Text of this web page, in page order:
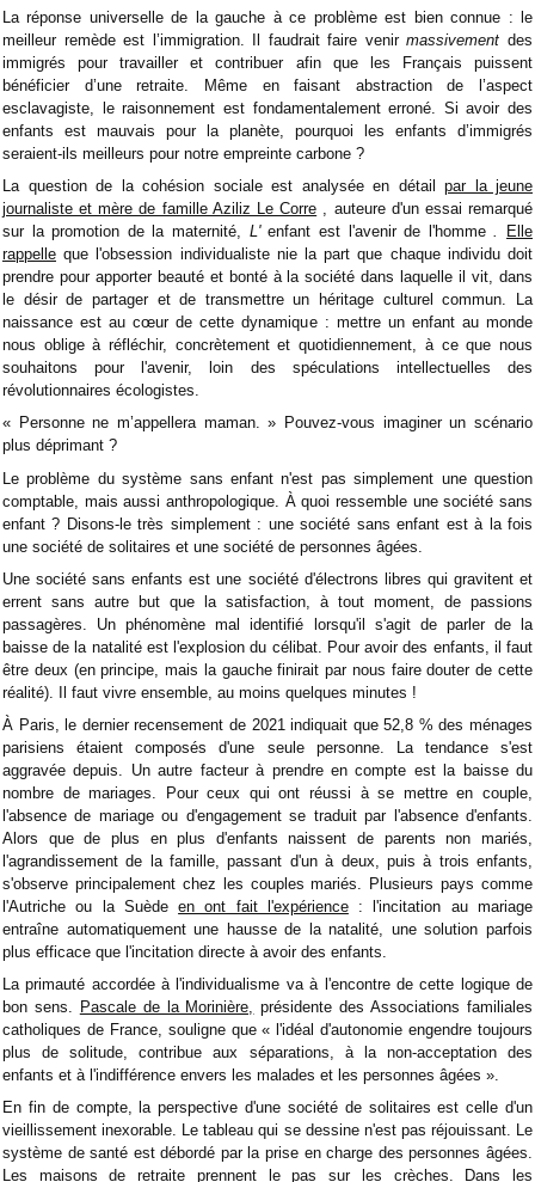
La réponse universelle de la gauche à ce problème est bien connue : le
meilleur remède est l’immigration. Il faudrait faire venirmassivement des
immigrés pour travailler et contribuer afin que les Français puissent
bénéficier d’une retraite. Même en faisant abstraction de l’aspect
esclavagiste, le raisonnement est fondamentalement erroné. Si avoir des
enfants est mauvais pour la planète, pourquoi les enfants d’immigrés
seraient-ils meilleurs pour notre empreinte carbone ?
La question de la cohésion sociale est analysée en détail par la jeune
journaliste et mère de famille Aziliz Le Corre , auteure d'un essai remarqué
sur la promotion de la maternité, L'enfant est l'avenir de l'homme.
Elle
rappelle que l'obsession individualiste nie la part que chaque individu doit
prendre pour apporter beauté et bonté à la société dans laquelle il vit, dans
le désir de partager et de transmettre un héritage culturel commun. La
naissance est au cœur de cette dynamique : mettre un enfant au monde
nous oblige à réfléchir, concrètement et quotidiennement, à ce que nous
souhaitons pour l'avenir, loin des spéculations intellectuelles des
révolutionnaires écologistes.
« Personne ne m’appellera maman. » Pouvez-vous imaginer un scénario
plus déprimant ?
Le problème du système sans enfant n'est pas simplement une question
comptable, mais aussi anthropologique. À quoi ressemble une société sans
enfant ? Disons-le très simplement : une société sans enfant est à la fois
une société de solitaires et une société de personnes âgées.
Une société sans enfants est une société d'électrons libres qui gravitent et
errent sans autre but que la satisfaction, à tout moment, de passions
passagères. Un phénomène mal identifié lorsqu'il s'agit de parler de la
baisse de la natalité est l'explosion du célibat. Pour avoir des enfants, il faut
être deux (en principe, mais la gauche finirait par nous faire douter de cette
réalité). Il faut vivre ensemble, au moins quelques minutes !
À Paris, le dernier recensement de 2021 indiquait que 52,8 % des ménages
parisiens étaient composés d'une seule personne. La tendance s'est
aggravée depuis. Un autre facteur à prendre en compte est la baisse du
nombre de mariages. Pour ceux qui ont réussi à se mettre en couple,
l'absence de mariage ou d'engagement se traduit par l'absence d'enfants.
Alors que de plus en plus d'enfants naissent de parents non mariés,
l'agrandissement de la famille, passant d'un à deux, puis à trois enfants,
s'observe principalement chez les couples mariés. Plusieurs pays comme
l'Autriche ou la Suèdeen ont fait l'expérience: l'incitation au mariage
entraîne automatiquement une hausse de la natalité, une solution parfois
plus efficace que l'incitation directe à avoir des enfants.
La primauté accordée à l'individualisme va à l'encontre de cette logique de
bon sens.
Pascale de la Morinière,
présidente des Associations familiales
catholiques de France, souligne que « l'idéal d'autonomie engendre toujours
plus de solitude, contribue aux séparations, à la non-acceptation des
enfants et à l'indifférence envers les malades et les personnes âgées ».
En fin de compte, la perspective d'une société de solitaires est celle d'un
vieillissement inexorable. Le tableau qui se dessine n'est pas réjouissant. Le
système de santé est débordé par la prise en charge des personnes âgées.
Les maisons de retraite prennent le pas sur les crèches. Dans les